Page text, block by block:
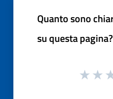
Quanto sono
su questa pagina?